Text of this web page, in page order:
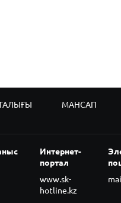
МАНСАП
Интернет-
портал
www.sk-
hotline.kz